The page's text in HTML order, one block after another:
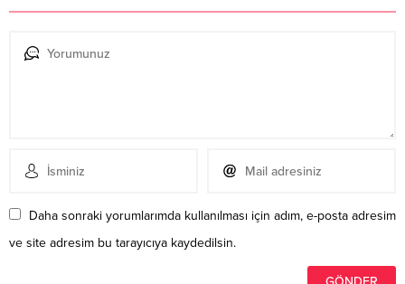
Daha sonraki yorumlarımda kullanılması için adım, e-posta adresim
ve site adresim bu tarayıcıya kaydedilsin.